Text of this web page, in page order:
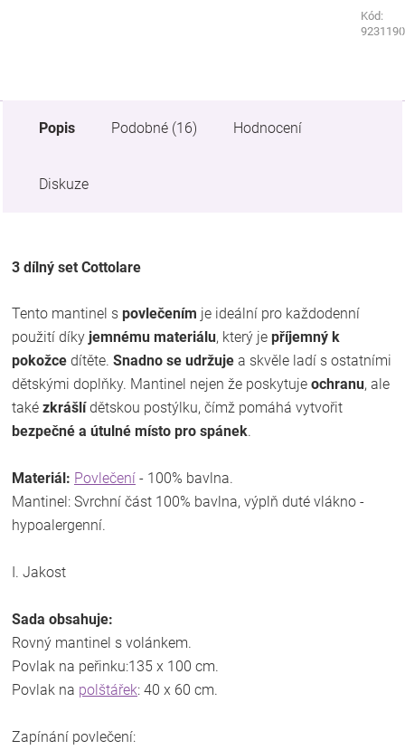
Kód:
Kód:
Popis Podobné (16) Hodnocení
Diskuze
3 dílný set Cottolare
Tento mantinel s povlečením je ideální pro každodenní
použití díky jemnému materiálu, který je příjemný k
pokožce dítěte. Snadno se udržuje a skvěle ladí s ostatními
dětskými doplňky. Mantinel nejen že poskytuje ochranu, ale
také zkrášlídětskou postýlku, čímž pomáhá vytvořit
bezpečné a útulné místo pro spánek.
Materiál: Povlečení - 100% bavlna.
Mantinel: Svrchní část 100% bavlna, výplň duté vlákno -
hypoalergenní.
I. Jakost
Sada obsahuje:
Rovný mantinel s volánkem.
Povlak na peřinku:135 x 100 cm.
Povlak na polštářek: 40 x 60 cm.
Zapínání povlečení: